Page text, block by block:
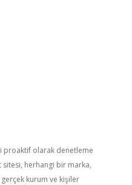
proaktif olarak denetleme
sitesi, herhangi bir marka,
gerçek kurum ve kişiler